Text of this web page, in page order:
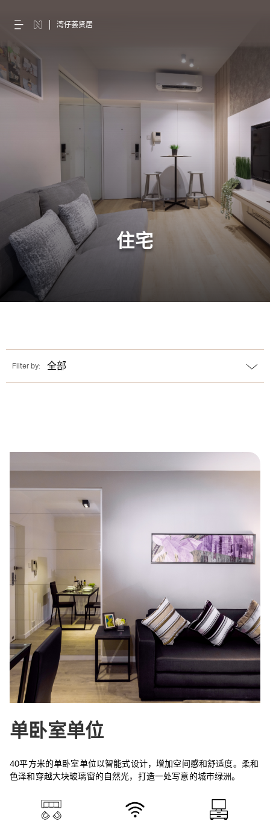
湾仔荟贤居
住宅
Filter by: 全部
单卧室单位
40平方米的单卧室单位以智能式设计，增加空间感和舒适度。柔和
色泽和穿越大块玻璃窗的自然光，打造一处写意的城市绿洲。